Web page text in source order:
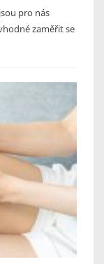
pro nás
zaměřit se